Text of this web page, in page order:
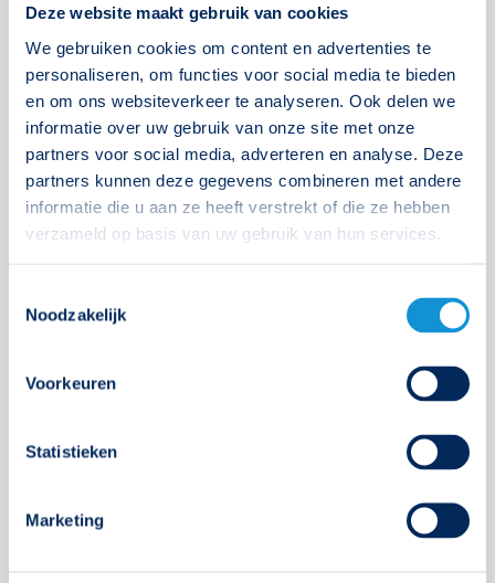
Deze website maakt gebruik van cookies
We gebruiken cookies om content en advertenties te
personaliseren, om functies voor social media te bieden
en om ons websiteverkeer te analyseren. Ook delen we
informatie over uw gebruik van onze site met onze
partners voor social media, adverteren en analyse. Deze
partners kunnen deze gegevens combineren met andere
informatie die u aan ze heeft verstrekt of die ze hebben
verzameld op basis van uw gebruik van hun services.
Noodzakelijk
Voorkeuren
Statistieken
Marketing
Tweedaagse cursus
Noodverlichtingsdeskundige
Meer informatie
15 september 2026
Derde dag: 29 september 2026
Driedaagse cursus RION
noodverlichtingsdeskundige deelgebied